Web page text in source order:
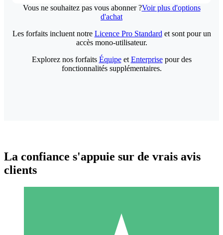
Vous ne souhaitez pas vous abonner ?Voir plus d'options
d'achat
Les forfaits incluent notre Licence Pro Standard et sont pour un
accès mono-utilisateur.
Explorez nos forfaits Équipeet Enterprisepour des
fonctionnalités supplémentaires.
La confiance s'appuie sur de vrais avis
clients